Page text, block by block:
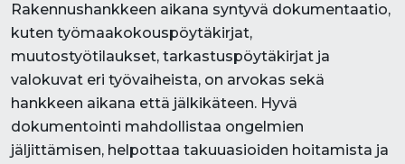
Rakennushankkeen aikana syntyvä dokumentaatio,
kuten työmaakokouspöytäkirjat,
muutostyötilaukset, tarkastuspöytäkirjat ja
valokuvat eri työvaiheista, on arvokas sekä
hankkeen aikana että jälkikäteen. Hyvä
dokumentointi mahdollistaa ongelmien
jäljittämisen, helpottaa takuuasioiden hoitamista ja